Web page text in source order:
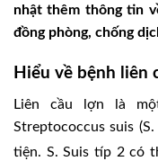
nhật thêm thông tin
đồng phòng, chống
Hiểu về bệnh liên
Liên cầu lợn là
Streptococcus suis
tiện. S. Suis típ 2 có